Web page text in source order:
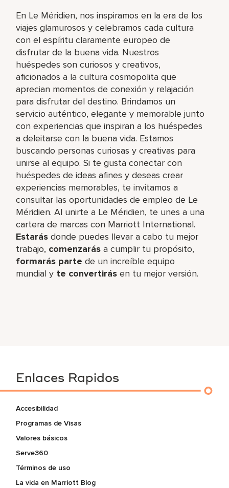
En Le Méridien, nos inspiramos en la era de los
viajes glamurosos y celebramos cada cultura
con el espíritu claramente europeo de
disfrutar de la buena vida. Nuestros
huéspedes son curiosos y creativos,
aficionados a la cultura cosmopolita que
aprecian momentos de conexión y relajación
para disfrutar del destino. Brindamos un
servicio auténtico, elegante y memorable junto
con experiencias que inspiran a los huéspedes
a deleitarse con la buena vida. Estamos
buscando personas curiosas y creativas para
unirse al equipo. Si te gusta conectar con
huéspedes de ideas afines y deseas crear
experiencias memorables, te invitamos a
consultar las oportunidades de empleo de Le
Méridien. Al unirte a Le Méridien, te unes a una
cartera de marcas con Marriott International.
Estarás donde puedes llevar a cabo tu mejor
trabajo,​ comenzarás a cumplir tu propósito,
formarás parte de un increíble​ equipo
mundial y te convertirás en tu mejor versión.
Enlaces Rapidos
Accesibilidad
Programas de Visas
Valores básicos
Serve360
Términos de uso
La vida en Marriott Blog